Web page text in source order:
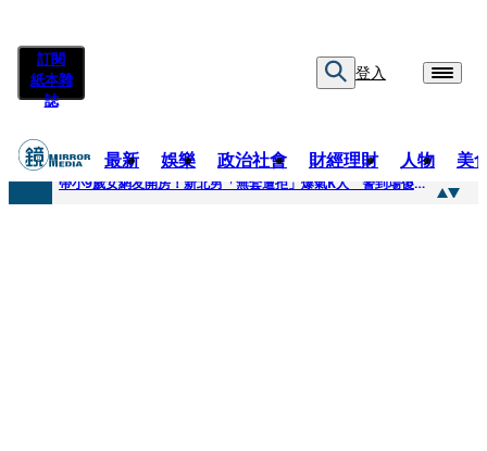
訂閱
紙本雜
誌
登入
最新 娛樂 政治社會 財經理財 人物 美
快訊
帶小9歲女網友開房！新北男「無套遭拒」爆氣K人 警到場傻眼搜到手銬、改造槍